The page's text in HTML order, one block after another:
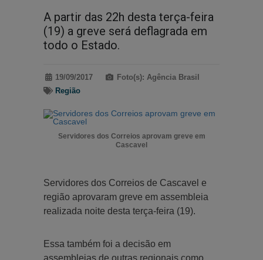
A partir das 22h desta terça-feira
(19) a greve será deflagrada em
todo o Estado.
19/09/2017
Foto(s): Agência Brasil
Região
Servidores dos Correios aprovam greve em
Cascavel
Servidores dos Correios de Cascavel e
região aprovaram greve em assembleia
realizada noite desta terça-feira (19).
Essa também foi a decisão em